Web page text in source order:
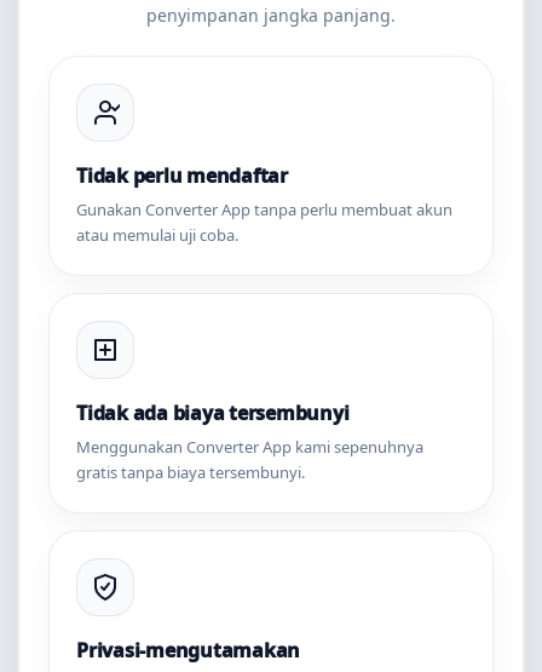
penyimpanan jangka panjang.
Tidak perlu mendaftar
Gunakan Converter App tanpa perlu membuat akun
atau memulai uji coba.
Tidak ada biaya tersembunyi
Menggunakan Converter App kami sepenuhnya
gratis tanpa biaya tersembunyi.
Privasi-mengutamakan